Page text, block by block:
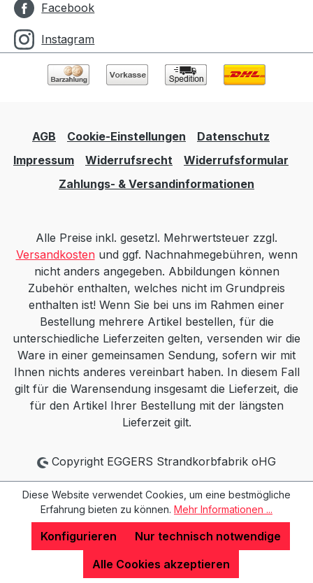
Facebook
Instagram
AGB Cookie-Einstellungen
Datenschutz
Impressum
Widerrufsrecht
Widerrufsformular
Zahlungs- & Versandinformationen
Alle Preise inkl. gesetzl. Mehrwertsteuer zzgl.
Versandkostenund ggf. Nachnahmegebühren, wenn
nicht anders angegeben. Abbildungen können
Zubehör enthalten, welches nicht im Grundpreis
enthalten ist! Wenn Sie bei uns im Rahmen einer
Bestellung mehrere Artikel bestellen, für die
unterschiedliche Lieferzeiten gelten, versenden wir die
Ware in einer gemeinsamen Sendung, sofern wir mit
Ihnen nichts anderes vereinbart haben. In diesem Fall
gilt für die Warensendung insgesamt die Lieferzeit, die
für den Artikel Ihrer Bestellung mit der längsten
Lieferzeit gilt.
Copyright EGGERS Strandkorbfabrik oHG
Diese Website verwendet Cookies, um eine bestmögliche
Erfahrung bieten zu können. Mehr Informationen ...
Nur technisch notwendige
Konfigurieren
Alle Cookies akzeptieren